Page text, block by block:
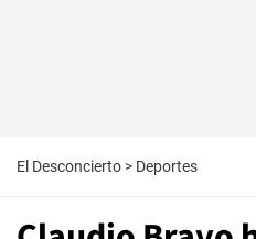
El Desconcierto > Deportes